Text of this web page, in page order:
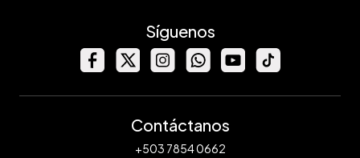
Síguenos
Contáctanos
+503 7854 0662